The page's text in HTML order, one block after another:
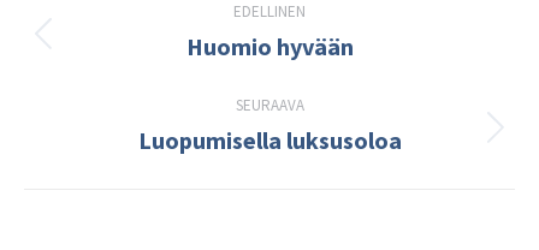
navigation
EDELLINEN
Edellinen
Huomio hyvään
SEURAAVA
Seuraava
Luopumisella luksusoloa